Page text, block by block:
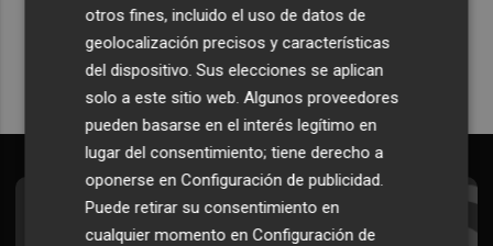
Quiero suscribirme
Suscríbete al Boletín
otros fines, incluido el uso de datos de
geolocalización precisos y características
del dispositivo. Sus elecciones se aplican
solo a este sitio web. Algunos proveedores
pueden basarse en el interés legítimo en
lugar del consentimiento; tiene derecho a
oponerse enConfiguración de publicidad.
Puede retirar su consentimiento en
cualquier momento enConfiguración de